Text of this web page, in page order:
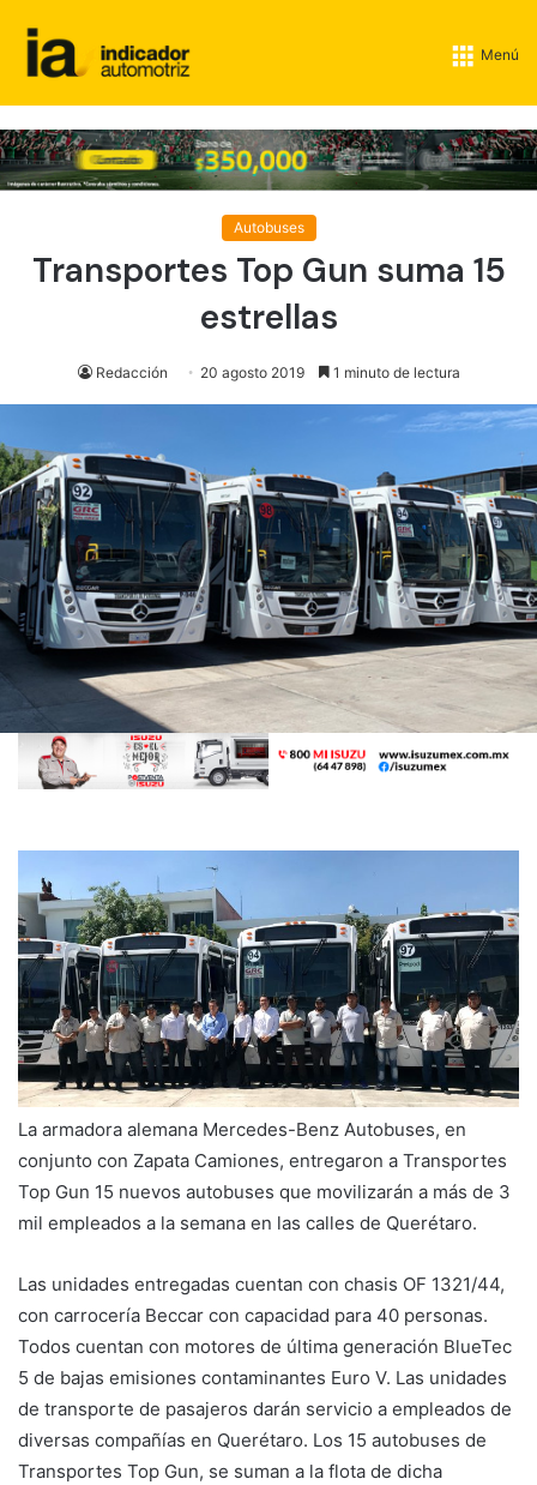
Menú
Autobuses
Transportes Top Gun suma 15
estrellas
Redacción 20 agosto 2019 1 minuto de lectura
La armadora alemana Mercedes-Benz Autobuses, en
conjunto con Zapata Camiones, entregaron a Transportes
Top Gun 15 nuevos autobuses que movilizarán a más de 3
mil empleados a la semana en las calles de Querétaro.
Las unidades entregadas cuentan con chasis OF 1321/44,
con carrocería Beccar con capacidad para 40 personas.
Todos cuentan con motores de última generación BlueTec
5 de bajas emisiones contaminantes Euro V. Las unidades
de transporte de pasajeros darán servicio a empleados de
diversas compañías en Querétaro. Los 15 autobuses de
Transportes Top Gun, se suman a la flota de dicha